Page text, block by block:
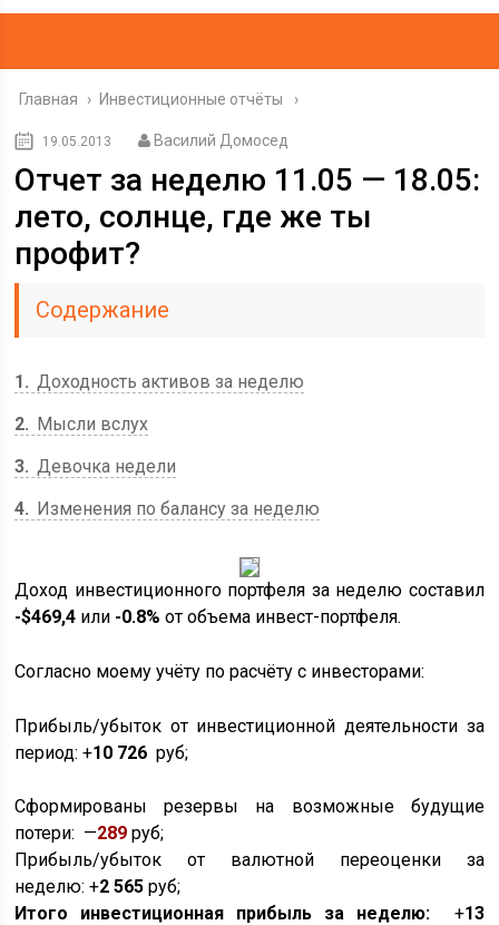
Главная › Инвестиционные отчёты
19.05.2013 Василий Домосед
Отчет за неделю 11.05 — 18.05:
лето, солнце, где же ты
профит?
Содержание
1
Доходность активов за неделю
2
Мысли вслух
3 Девочка недели
4
Изменения по балансу за неделю
Доход инвестиционного портфеля за неделю составил
-$469,4 или -0.8% от объема инвест-портфеля.
Согласно моему учёту по расчёту с инвесторами:
Прибыль/убыток от инвестиционной деятельности за
период: +10 726 руб;
Сформированы резервы на возможные будущие
потери: —289 руб;
Прибыль/убыток от валютной переоценки за
неделю: +2 565 руб;
Итого инвестиционная прибыль за неделю:
+13